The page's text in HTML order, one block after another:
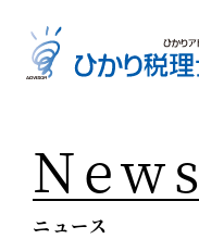
Top
News
ニュース